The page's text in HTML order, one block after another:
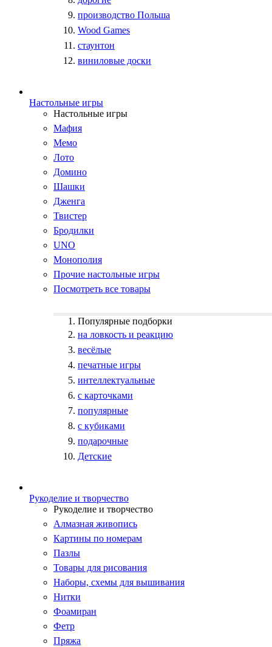
производство Польша
Wood Games
стаунтон
виниловые доски
Настольные игры
Настольные игры
Мафия
Мемо
Лото
Домино
Шашки
Дженга
Твистер
Бродилки
UNO
Монополия
Прочие настольные игры
Посмотреть все товары
Популярные подборки
на ловкость и реакцию
весёлые
печатные игры
интеллектуальные
с карточками
популярные
с кубиками
подарочные
Детские
Рукоделие и творчество
Рукоделие и творчество
Алмазная живопись
Картины по номерам
Пазлы
Товары для рисования
Наборы, схемы для вышивания
Нитки
Фоамиран
Фетр
Пряжа